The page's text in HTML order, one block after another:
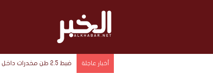
أخبار عاجلة ضبط 2.5 طن مخدرات داخل 9 مخازن سرية في الإسماعيلية بقيمة 1.4 مليار جنيه